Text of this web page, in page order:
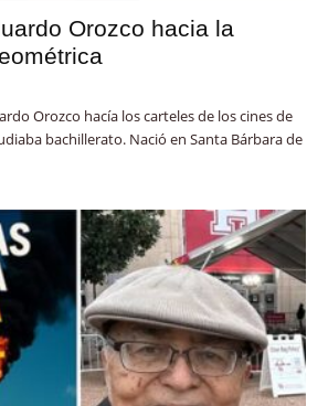
Orozco hacia la
Orozco hacía los carteles de los cines de
bachillerato. Nació en Santa Bárbara de